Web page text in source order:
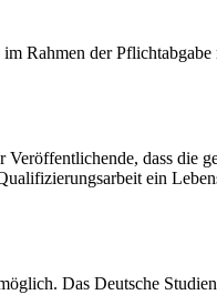
Rahmen der Pflichtabgabe
dass die
ein
Das Deutsche